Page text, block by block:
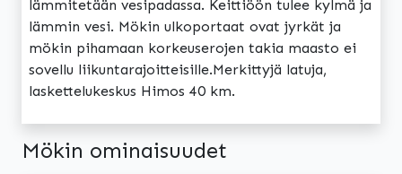
lämmitetään vesipadassa. Keittiöön tulee kylmä ja
lämmin vesi. Mökin ulkoportaat ovat jyrkät ja
mökin pihamaan korkeuserojen takia maasto ei
sovellu liikuntarajoitteisille.Merkittyjä latuja,
laskettelukeskus Himos 40 km.
Mökin ominaisuudet